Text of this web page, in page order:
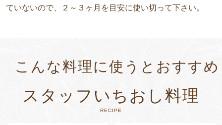
ていないので、２～３ヶ月を目安に使い切って下さい。
こんな料理に使うとおすすめ
スタッフいちおし料理
RECIPE